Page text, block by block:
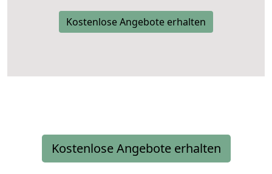
Kostenlose Angebote erhalten
Kostenlose Angebote erhalten